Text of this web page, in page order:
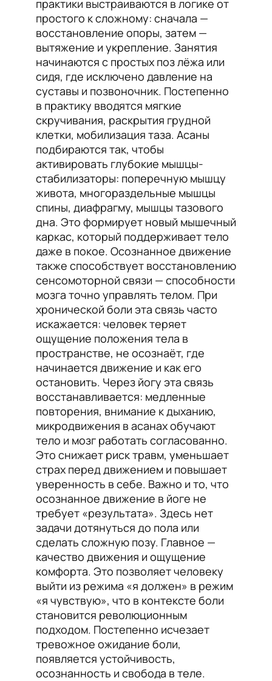
практики выстраиваются в логике от
простого к сложному: сначала —
восстановление опоры, затем —
вытяжение и укрепление. Занятия
начинаются с простых поз лёжа или
сидя, где исключено давление на
суставы и позвоночник. Постепенно
в практику вводятся мягкие
скручивания, раскрытия грудной
клетки, мобилизация таза. Асаны
подбираются так, чтобы
активировать глубокие мышцы-
стабилизаторы: поперечную мышцу
живота, многораздельные мышцы
спины, диафрагму, мышцы тазового
дна. Это формирует новый мышечный
каркас, который поддерживает тело
даже в покое. Осознанное движение
также способствует восстановлению
сенсомоторной связи — способности
мозга точно управлять телом. При
хронической боли эта связь часто
искажается: человек теряет
ощущение положения тела в
пространстве, не осознаёт, где
начинается движение и как его
остановить. Через йогу эта связь
восстанавливается: медленные
повторения, внимание к дыханию,
микродвижения в асанах обучают
тело и мозг работать согласованно.
Это снижает риск травм, уменьшает
страх перед движением и повышает
уверенность в себе. Важно и то, что
осознанное движение в йоге не
требует «результата». Здесь нет
задачи дотянуться до пола или
сделать сложную позу. Главное —
качество движения и ощущение
комфорта. Это позволяет человеку
выйти из режима «я должен» в режим
«я чувствую», что в контексте боли
становится революционным
подходом. Постепенно исчезает
тревожное ожидание боли,
появляется устойчивость,
осознанность и свобода в теле.